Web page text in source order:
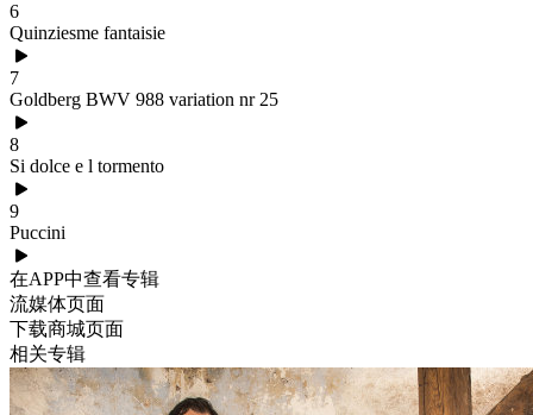
6
Quinziesme fantaisie
7
Goldberg BWV 988 variation nr 25
8
Si dolce e l tormento
9
Puccini
在APP中查看专辑
流媒体页面
下载商城页面
相关专辑